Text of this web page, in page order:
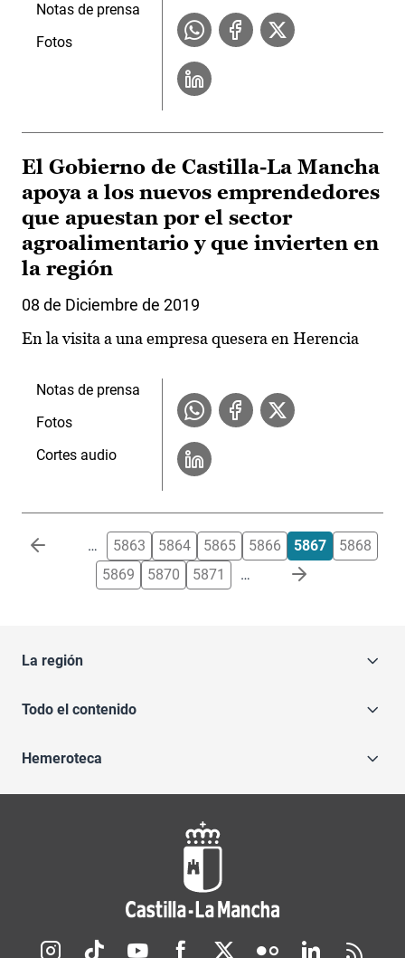
Notas de prensa
Fotos
El Gobierno de Castilla-La Mancha
apoya a los nuevos emprendedores
que apuestan por el sector
agroalimentario y que invierten en
la región
08 de Diciembre de 2019
En la visita a una empresa quesera en Herencia
Notas de prensa
Fotos
Cortes audio
Paginación … 5863 5864 5865 5866 5867
5868
5869
5870 5871 …
La región
Todo el contenido
Hemeroteca
Redes sociales JCCM